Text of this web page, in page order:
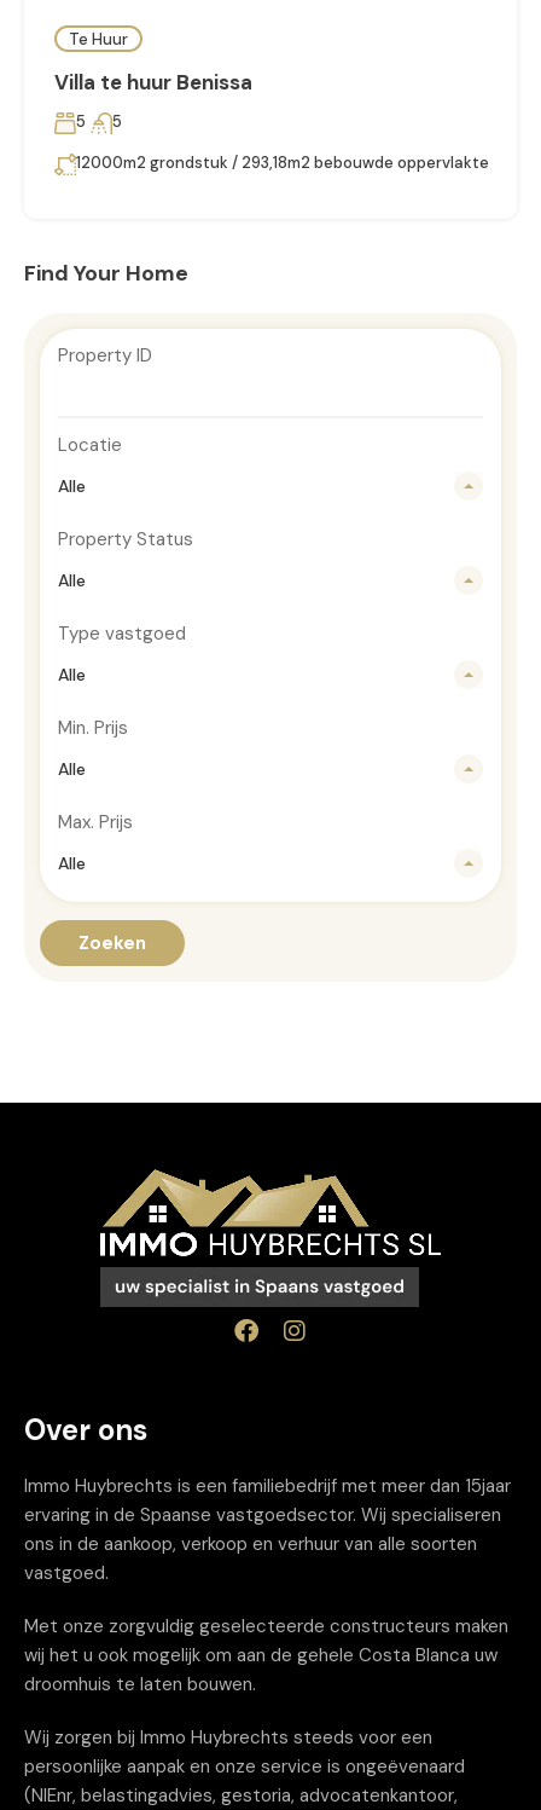
Te Huur
Villa te huur Benissa
5
5
12000m2 grondstuk / 293,18m2 bebouwde oppervlakte
Find Your Home
Property ID
Locatie
Alle
Property Status
Alle
Type vastgoed
Alle
Min. Prijs
Alle
Max. Prijs
Alle
Zoeken
Over ons
Immo Huybrechts is een familiebedrijf met meer dan 15jaar
ervaring in de Spaanse vastgoedsector. Wij specialiseren
ons in de aankoop, verkoop en verhuur van alle soorten
vastgoed.
Met onze zorgvuldig geselecteerde constructeurs maken
wij het u ook mogelijk om aan de gehele Costa Blanca uw
droomhuis te laten bouwen.
Wij zorgen bij Immo Huybrechts steeds voor een
persoonlijke aanpak en onze service is ongeëvenaard
(NIEnr, belastingadvies, gestoria, advocatenkantoor,